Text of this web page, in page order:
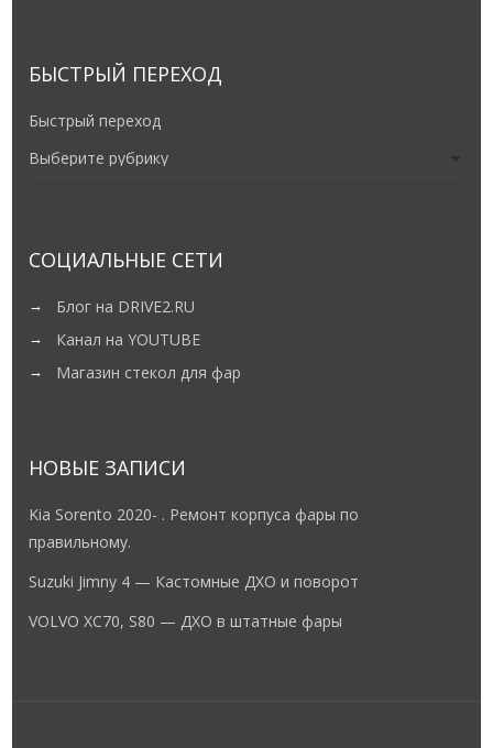
Канал на YOUTUBE
Магазин стекол для фар
правильному.